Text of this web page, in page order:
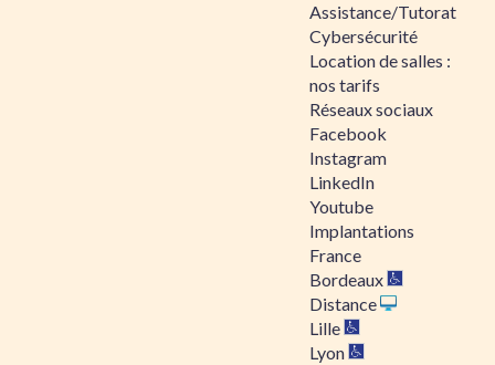
Assistance/Tutorat
Cybersécurité
Location de salles :
nos tarifs
Réseaux sociaux
Facebook
Instagram
LinkedIn
Youtube
Implantations
France
Bordeaux
Distance
Lille
Lyon